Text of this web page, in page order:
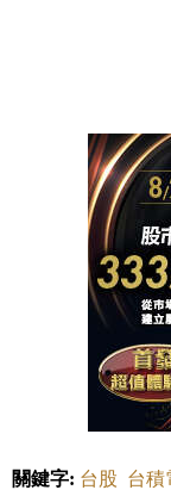
關鍵字: 台股 台積